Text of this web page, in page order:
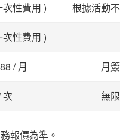
性費用 ) 根據活動不
性費用 )
/ 月 月簽制
次 無限制
報價為準。